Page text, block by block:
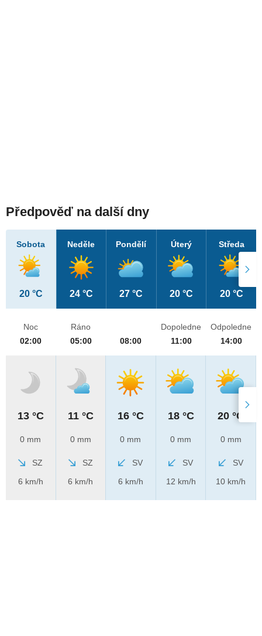
Předpověď na další dny
Sobota
20 °C
Neděle
24 °C
Pondělí
27 °C
Úterý
20 °C
Středa
20 °C
Noc
02:00
13 °C
0 mm
SZ
6 km/h
Ráno
05:00
11 °C
0 mm
SZ
6 km/h
08:00
16 °C
0 mm
SV
6 km/h
Dopoledne
11:00
18 °C
0 mm
SV
12 km/h
Odpoledne
14:00
20 °C
0 mm
SV
10 km/h